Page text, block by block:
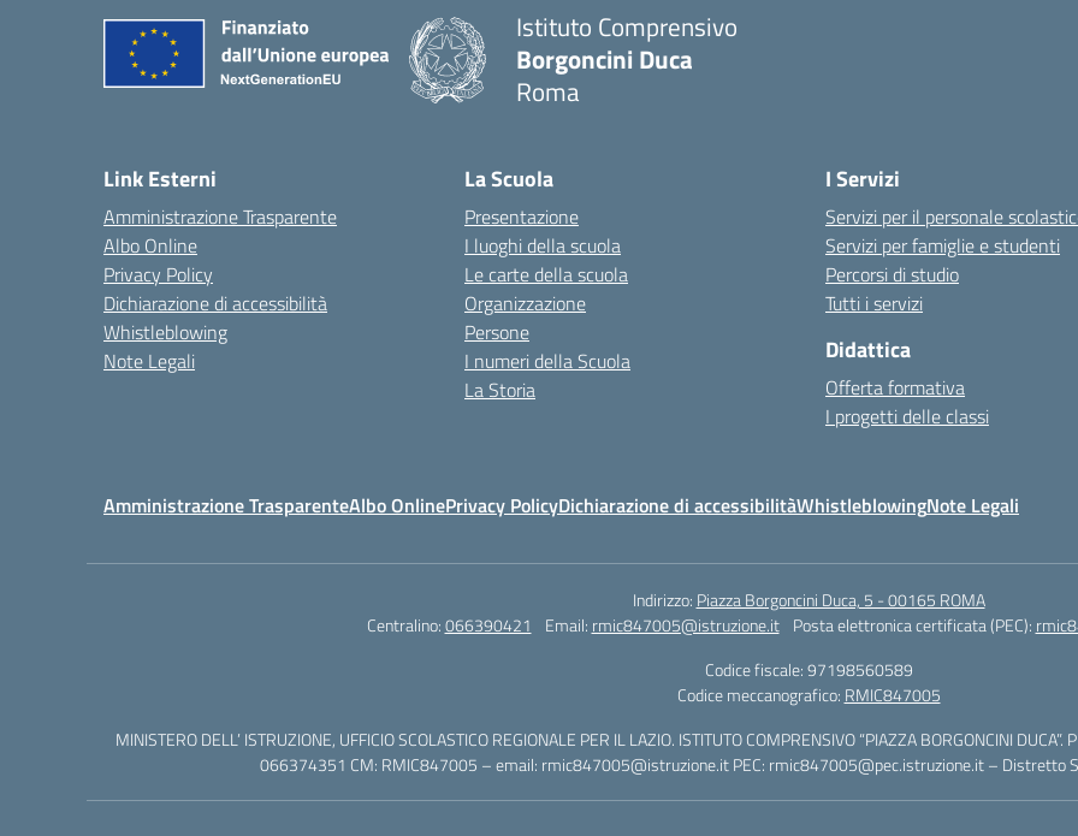
Istituto Comprensivo
Borgoncini Duca
Roma
Link Esterni
Amministrazione Trasparente
Albo Online
Privacy Policy
Dichiarazione di accessibilità
Whistleblowing
Note Legali
La Scuola
Presentazione
I luoghi della scuola
Le carte della scuola
Organizzazione
Persone
I numeri della Scuola
La Storia
I Servizi
Servizi per il personale
Servizi per famiglie e studenti
Percorsi di studio
Tutti i servizi
Didattica
Offerta formativa
I progetti delle classi
Amministrazione TrasparenteAlbo OnlinePrivacy PolicyDichiarazione di accessibilitàWhistleblowingNote Legali
Indirizzo: Piazza Borgoncini Duca, 5 - 00165 ROMA
Centralino:066390421 Email: rmic847005@istruzione.it Posta elettronica certificata (PEC):
Codice fiscale: 97198560589
Codice meccanografico: RMIC847005
MINISTERO DELL’ ISTRUZIONE, UFFICIO SCOLASTICO REGIONALE PER IL LAZIO. ISTITUTO COMPRENSIVO “PIAZZA BORGONCINI
066374351 CM: RMIC847005 – email: rmic847005@istruzione.it PEC: rmic847005@pec.istruzione.it – Distretto